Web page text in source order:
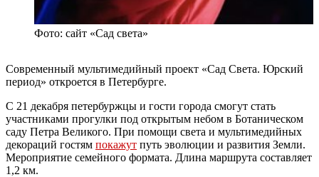
Фото: сайт «Сад света»
Современный мультимедийный проект «Сад Света. Юрский
период» откроется в Петербурге.
С 21 декабря петербуржцы и гости города смогут стать
участниками прогулки под открытым небом в Ботаническом
саду Петра Великого. При помощи света и мультимедийных
декораций гостям покажут путь эволюции и развития Земли.
Мероприятие семейного формата. Длина маршрута составляет
1,2 км.